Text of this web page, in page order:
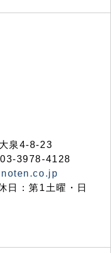
泉4-8-23
3978-4128
日：第1土曜・日